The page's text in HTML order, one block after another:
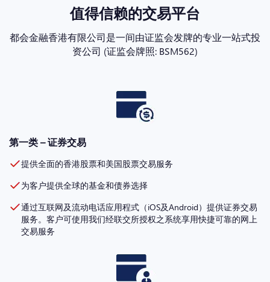
值得信赖的交易平台
都会金融香港有限公司是一间由证监会发牌的专业一站式投
资公司 (证监会牌照: BSM562)
第一类 – 证券交易
提供全面的香港股票和美国股票交易服务
为客户提供全球的基金和债券选择
通过互联网及流动电话应用程式（iOS及Android）提供证券交易
服务。客户可使用我们经联交所授权之系统享用快捷可靠的网上
交易服务